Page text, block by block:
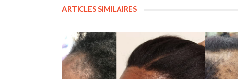
ARTICLES SIMILAIRES